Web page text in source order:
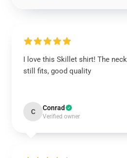
I love this Skillet shirt! The
still fits, good quality
C Conrad
Verified owner